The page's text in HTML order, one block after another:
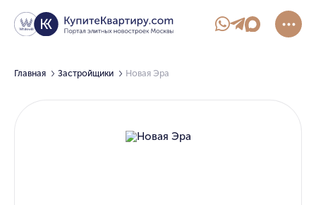
Главная Застройщики Новая Эра